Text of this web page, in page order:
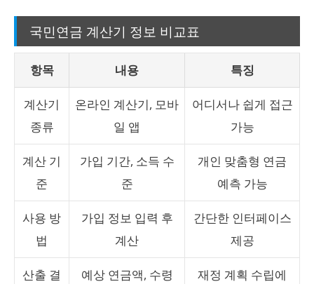
국민연금 계산기 정보 비교표
항목 내용 특징
계산기
종류
온라인 계산기, 모바
일 앱
어디서나 쉽게 접근
가능
계산 기
준
가입 기간, 소득 수
준
개인 맞춤형 연금
예측 가능
사용 방
법
가입 정보 입력 후
계산
간단한 인터페이스
제공
산출 결
예상 연금액, 수령
재정 계획 수립에